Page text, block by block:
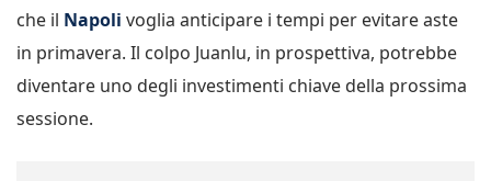
che il Napoli voglia anticipare i tempi per evitare aste
in primavera. Il colpo Juanlu, in prospettiva, potrebbe
diventare uno degli investimenti chiave della prossima
sessione.